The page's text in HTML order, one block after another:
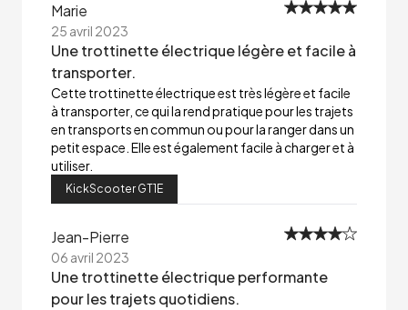
Marie
25 avril 2023
Une trottinette électrique légère et facile à
transporter.
Cette trottinette électrique est très légère et facile
à transporter, ce qui la rend pratique pour les trajets
en transports en commun ou pour la ranger dans un
petit espace. Elle est également facile à charger et à
utiliser.
KickScooter GT1E
Jean-Pierre
06 avril 2023
Une trottinette électrique performante
pour les trajets quotidiens.